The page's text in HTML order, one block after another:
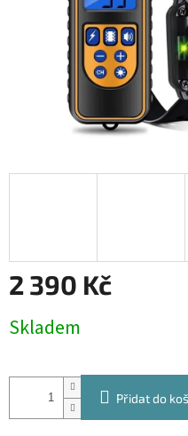
2 390 Kč
cena:
Skladem
Přidat do